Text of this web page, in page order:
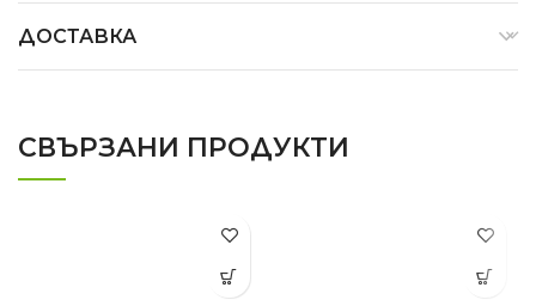
ДОСТАВКА
СВЪРЗАНИ ПРОДУКТИ